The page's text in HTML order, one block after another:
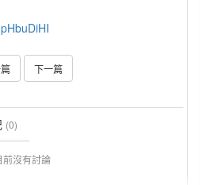
篇 下一篇
(0)
前沒有討論